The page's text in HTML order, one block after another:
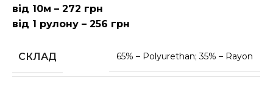
від 10м – 272 грн
від 1 рулону – 256 грн
СКЛАД 65% – Polyurethan; 35% – Rayon